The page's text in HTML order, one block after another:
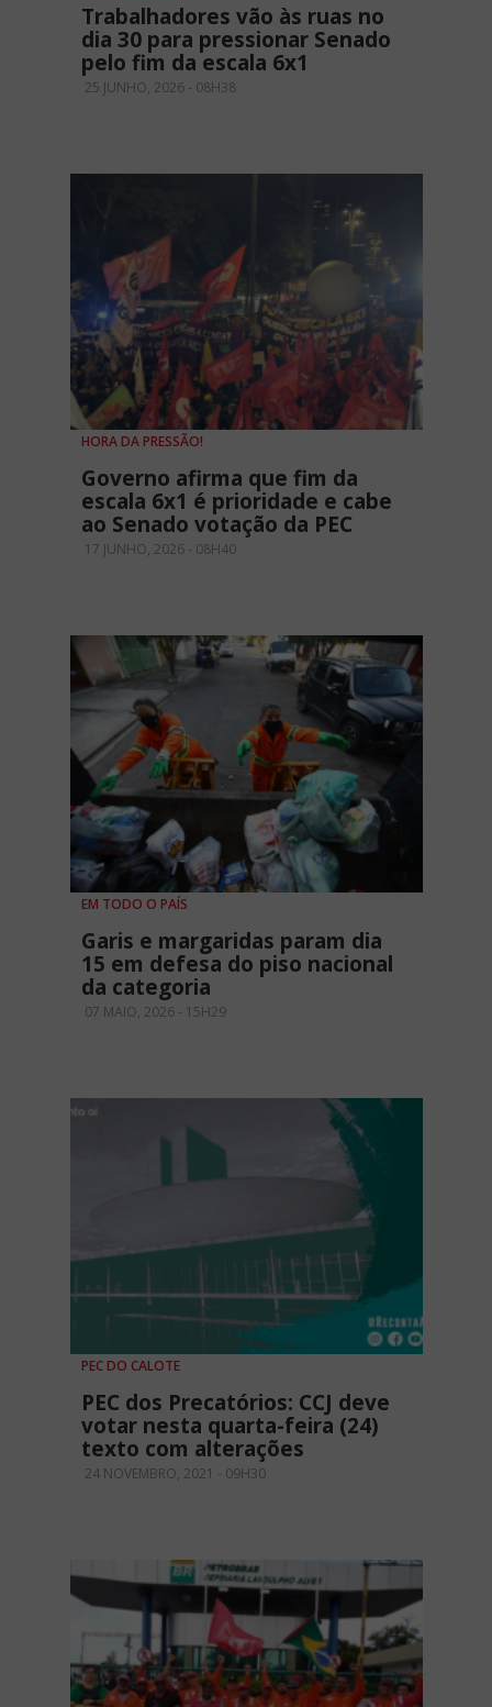
Trabalhadores vão às ruas no
dia 30 para pressionar Senado
pelo fim da escala 6x1
25 JUNHO, 2026 - 08H38
HORA DA PRESSÃO!
Governo afirma que fim da
escala 6x1 é prioridade e cabe
ao Senado votação da PEC
17 JUNHO, 2026 - 08H40
EM TODO O PAÍS
Garis e margaridas param dia
15 em defesa do piso nacional
da categoria
07 MAIO, 2026 - 15H29
PEC DO CALOTE
PEC dos Precatórios: CCJ deve
votar nesta quarta-feira (24)
texto com alterações
24 NOVEMBRO, 2021 - 09H30